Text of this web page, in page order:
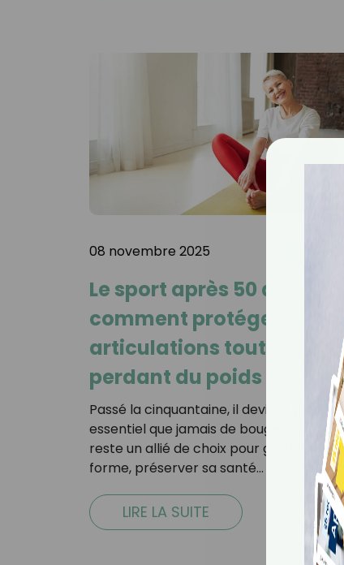
08 novembre 2025
Le sport après 50 ans :
comment protéger ses
articulations tout en
perdant du poids
Passé la cinquantaine, il devient plus
essentiel que jamais de bouger. Le sport
reste un allié de choix pour garder la
forme, préserver sa santé…
LIRE LA SUITE